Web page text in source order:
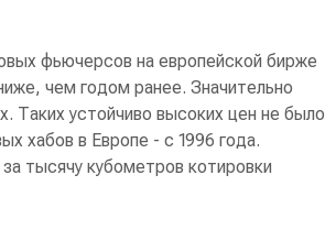
фьючерсов на европейской бирже
чем годом ранее. Значительно
Таких устойчиво высоких цен не было
хабов в Европе - с 1996 года.
тысячу кубометров котировки